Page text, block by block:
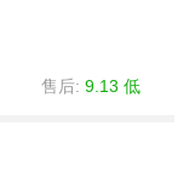
售后: 9.13 低